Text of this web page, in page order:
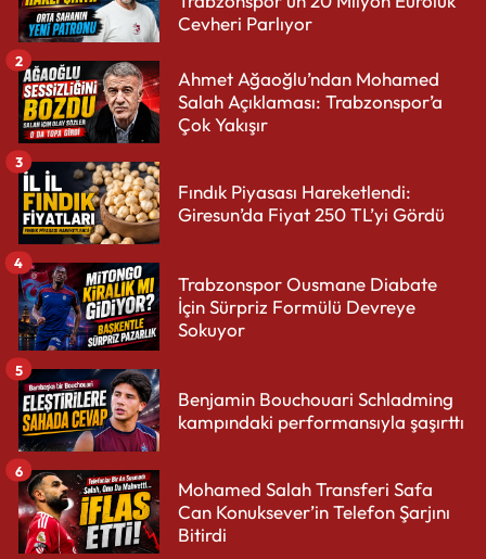
Cevheri Parlıyor
Ahmet Ağaoğlu’ndan Mohamed
Salah Açıklaması: Trabzonspor’a
Çok Yakışır
2
Fındık Piyasası Hareketlendi:
Giresun’da Fiyat 250 TL’yi Gördü
3
Trabzonspor Ousmane Diabate
İçin Sürpriz Formülü Devreye
Sokuyor
4
Benjamin Bouchouari Schladming
kampındaki performansıyla şaşırttı
5
Mohamed Salah Transferi Safa
Can Konuksever’in Telefon Şarjını
Bitirdi
6